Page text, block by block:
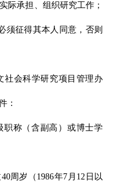
承担、组织研究工作；
须征得其本人同意，否则
会科学研究项目管理办
：
职称（含副高）或博士学
周岁（1986年7月12日以